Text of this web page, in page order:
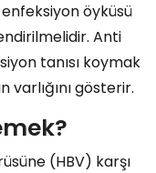
enfeksiyon öyküsü
Anti
tanısı koymak
varlığını gösterir.
(HBV) karşı